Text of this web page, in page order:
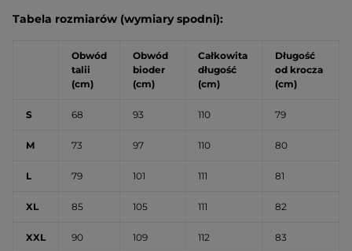
Tabela rozmiarów (wymiary spodni):
Obwód
talii
(cm)
Obwód
bioder
(cm)
Całkowita
długość
(cm)
Długość
od krocza
(cm)
S 68 93 110 79
M 73 97 110 80
L 79 101 111 81
XL 85 105 111 82
XXL 90 109 112 83